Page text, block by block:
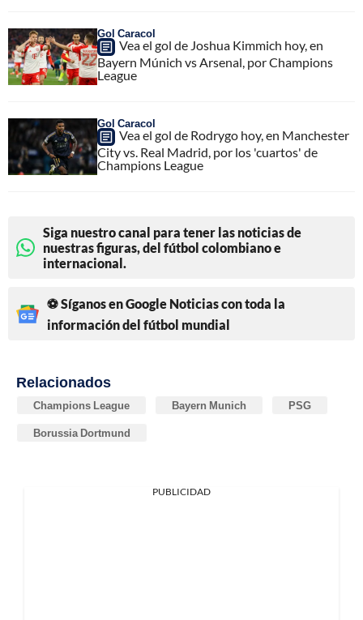
Gol Caracol
Vea el gol de Joshua Kimmich hoy, en
Bayern Múnich vs Arsenal, por Champions
League
Gol Caracol
Vea el gol de Rodrygo hoy, en Manchester
City vs. Real Madrid, por los 'cuartos' de
Champions League
Siga nuestro canal para tener las noticias de
nuestras figuras, del fútbol colombiano e
internacional.
⚽ Síganos en Google Noticias con toda la
información del fútbol mundial
Relacionados
Champions League Bayern Munich PSG
Borussia Dortmund
PUBLICIDAD